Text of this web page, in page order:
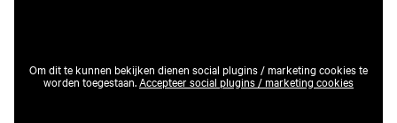
Om dit te kunnen bekijken dienen social plugins / marketing cookies te
worden toegestaan.Accepteer social plugins / marketing cookies